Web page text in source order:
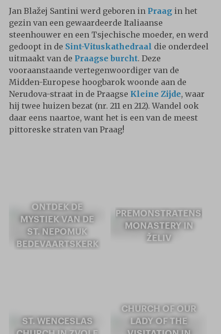
Jan Blažej Santini werd geboren in Praag in het
gezin van een gewaardeerde Italiaanse
steenhouwer en een Tsjechische moeder, en werd
gedoopt in de Sint-Vituskathedraal die onderdeel
uitmaakt van de Praagse burcht. Deze
vooraanstaande vertegenwoordiger van de
Midden-Europese hoogbarok woonde aan de
Nerudova-straat in de Praagse Kleine Zijde, waar
hij twee huizen bezat (nr. 211 en 212). Wandel ook
daar eens naartoe, want het is een van de meest
pittoreske straten van Praag!
ONTDEK DE
MYSTIEK VAN DE
ST. NEPOMUK
BEDEVAARTSKERK
PREMONSTRATENSIAN
MONASTERY IN
ŽELIV
ST. WENCESLAS
CHURCH OF OUR
LADY OF THE